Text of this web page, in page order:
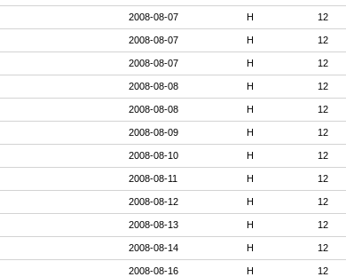
2008-08-07 H 12
2008-08-07 H 12
2008-08-07 H 12
2008-08-08 H 12
2008-08-08 H 12
2008-08-09 H 12
2008-08-10 H 12
2008-08-11 H 12
2008-08-12 H 12
2008-08-13 H 12
2008-08-14 H 12
2008-08-16 H 12